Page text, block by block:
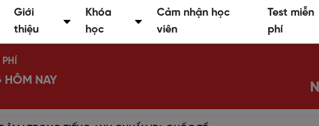
Giới
thiệu
Khóa
học
Cảm nhận học
viên
Test miễn
phí
HÔM NAY